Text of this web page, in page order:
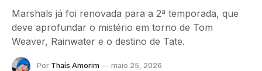
Marshals já foi renovada para a 2ª temporada, que
deve aprofundar o mistério em torno de Tom
Weaver, Rainwater e o destino de Tate.
Por Thaís Amorim
maio 25, 2026